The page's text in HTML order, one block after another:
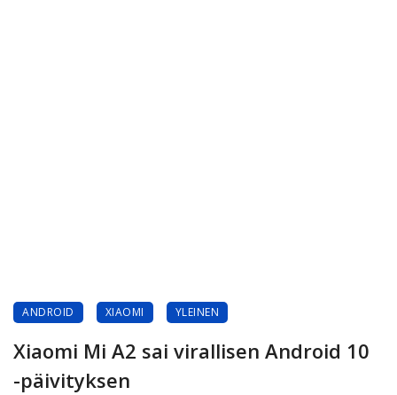
ANDROID XIAOMI YLEINEN
Xiaomi Mi A2 sai virallisen Android 10
-päivityksen